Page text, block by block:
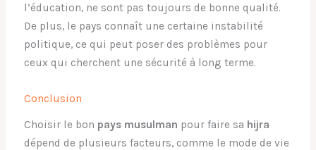
l’éducation, ne sont pas toujours de bonne qualité.
De plus, le pays connaît une certaine instabilité
politique, ce qui peut poser des problèmes pour
ceux qui cherchent une sécurité à long terme.
Conclusion
Choisir le bon pays musulman pour faire sa hijra
dépend de plusieurs facteurs, comme le mode de vie